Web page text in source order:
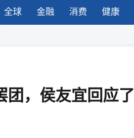
全球 金融 消费 健康
团，侯友宜回应了